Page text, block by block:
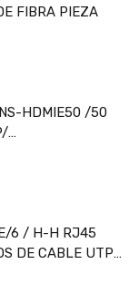
FIBRA PIEZA
HDMIE50 /50
6 / H-H RJ45
DE CABLE UTP